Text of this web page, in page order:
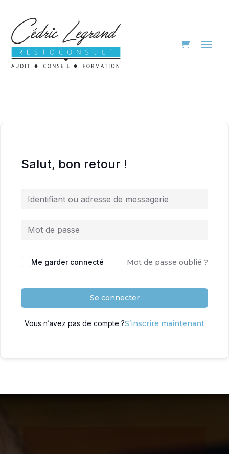
Salut, bon retour !
Me garder connecté Mot de passe oublié ?
Se connecter
Vous n’avez pas de compte ?S’inscrire maintenant